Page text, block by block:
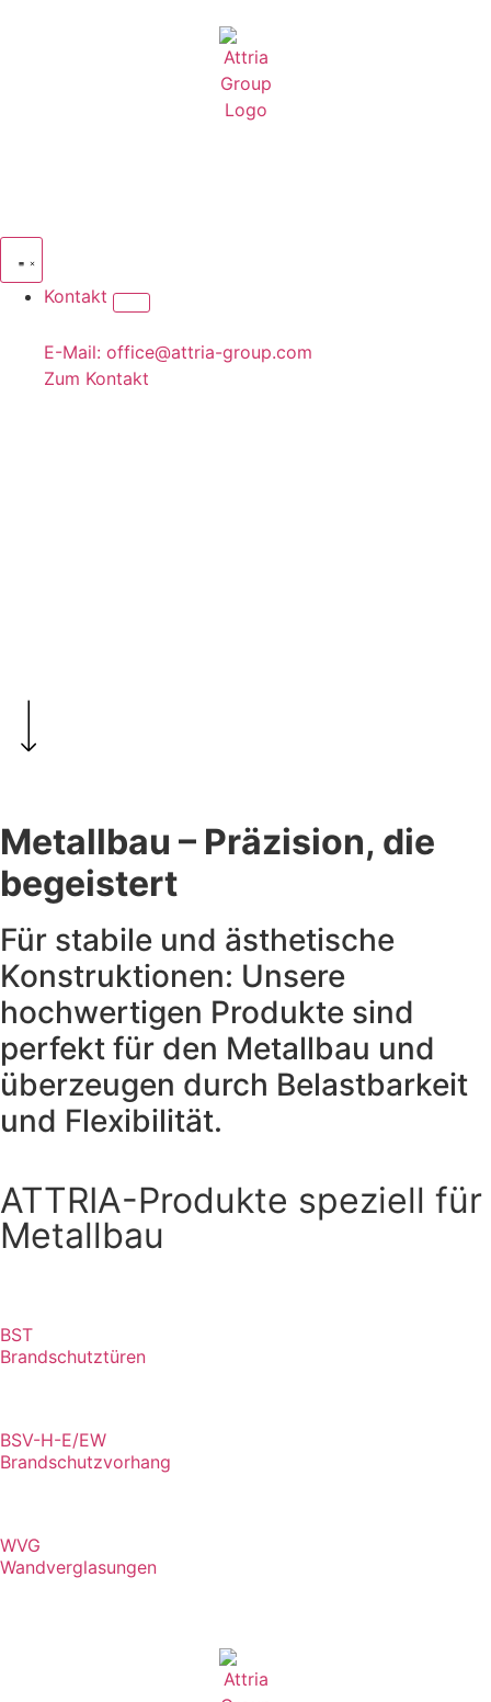
Kontakt
E-Mail: office@attria-group.com
Zum Kontakt
Metallbau – Präzision, die
begeistert
Für stabile und ästhetische
Konstruktionen: Unsere
hochwertigen Produkte sind
perfekt für den Metallbau und
überzeugen durch Belastbarkeit
und Flexibilität.
ATTRIA-Produkte speziell für
Metallbau
BST
Brandschutztüren
BSV-H-E/EW
Brandschutzvorhang
WVG
Wandverglasungen